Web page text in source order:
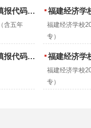
五年专）
含五年
福建经济学校
福建经济学校
专）
五年专） 福建经济学校
福建经济学校
专）